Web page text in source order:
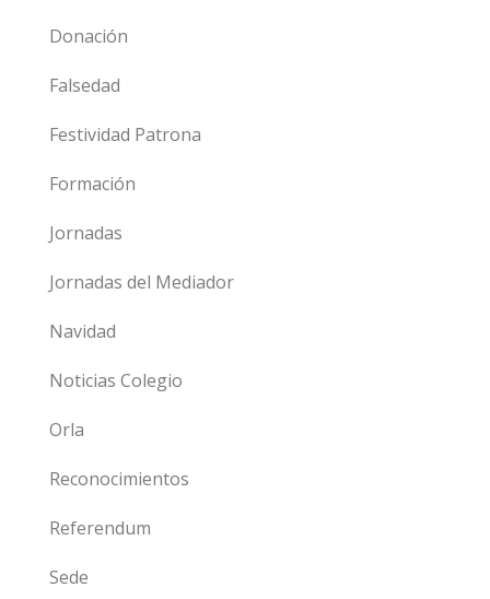
Donación
Falsedad
Festividad Patrona
Formación
Jornadas
Jornadas del Mediador
Navidad
Noticias Colegio
Orla
Reconocimientos
Referendum
Sede